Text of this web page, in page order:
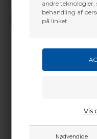
andre
behandling af
på linket.
Nødvendige
Vis
Martin Damsbo
martin@baldurs-
Jylland
Vi gør vores bedste for at
SEND SPØRGSMÅL
• Scent free, easy to
• Suitable for all
• Quiver-mount